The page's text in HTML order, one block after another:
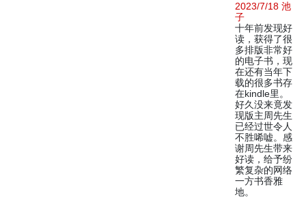
2023/7/18 池
子
十年前发现好
读，获得了很
多排版非常好
的电子书，现
在还有当年下
载的很多书存
在kindle里。
好久没来竟发
现版主周先生
已经过世令人
不胜唏嘘。感
谢周先生带来
好读，给予纷
繁复杂的网络
一方书香雅
地。